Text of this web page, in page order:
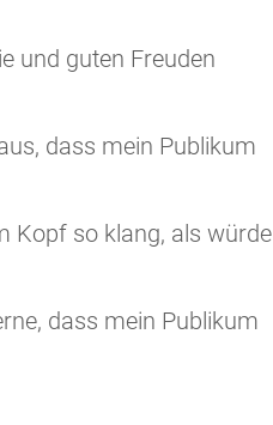
und guten Freuden
dass mein Publikum
Kopf so klang, als würde
dass mein Publikum